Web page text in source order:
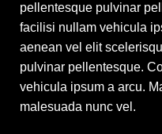
pellentesque pulvinar
facilisi nullam vehicula
aenean vel elit
pulvinar pellentesque.
vehicula ipsum a arcu.
malesuada nunc vel.